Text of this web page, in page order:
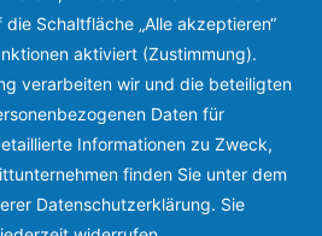
Schaltfläche „Alle akzeptieren“
aktiviert (Zustimmung).
verarbeiten wir und die beteiligten
Daten für
Informationen zu Zweck,
finden Sie unter dem
Datenschutzerklärung. Sie